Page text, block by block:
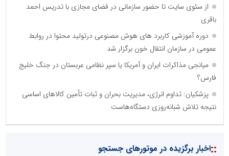
از سئوی سایت تا حضور سازمانی در فضای مجازی با تدریس احمد
باقری
دوره آموزشی کاربرد های هوش مصنوعی درتولید محتوا در روابط
عمومی در سازمان انتقال خون برگزار شد
میانجی مذاکرات ایران و آمریکا یا سپر نظامی عربستان در جنگ خلیج
فارس؟
پزشکیان: تداوم انرژی، مدیریت بحران و ثبات تأمین کالاهای اساسی
نتیجه تلاش شبانه‌روزی دستگاه‌هاست
::اخبار برگزیده در موتورهای جستجو